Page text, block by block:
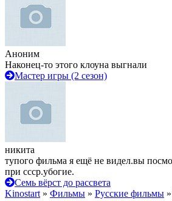
Аноним
Наконец-то этого клоуна выгнали
Мастер игры (2 сезон)
никита
тупого фильма я ещё не видел.вы
при ссср.убогие.
Семь вёрст до рассвета
Kinostart » Фильмы » Русские фильмы